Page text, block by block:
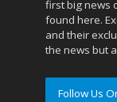
first big news
found here.
and their
the news but
Follow Us